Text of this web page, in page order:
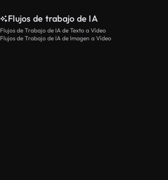
Flujos de trabajo de IA
Flujos de Trabajo de IA de Texto a Vídeo
Flujos de Trabajo de IA de Imagen a Vídeo